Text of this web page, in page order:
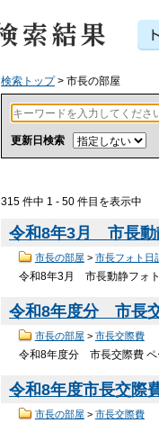
検索トップ> 市長の部屋
更新日検索
315 件中 1 - 50 件目を表示中
令和8年3月 市長動
市長の部屋 > 市長フォト日
令和8年3月 市長動静フォ
令和8年度分 市長
市長の部屋 > 市長交際費
令和8年度分 市長交際費
令和8年度市長交際
市長の部屋 > 市長交際費